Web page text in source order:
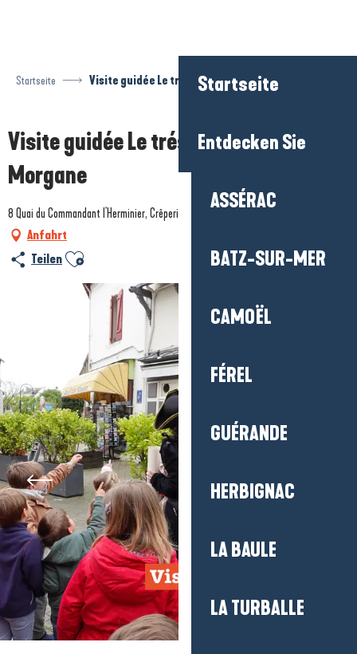
Startseite
Entdecken Sie
ASSÉRAC
BATZ-SUR-MER
CAMOËL
FÉREL
GUÉRANDE
HERBIGNAC
LA BAULE
LA TURBALLE
Startseite Visite guidée Le trésor du Capitaine Morgane
Visite guidée Le trésor du Capitaine
Morgane
8 Quai du Commandant l'Herminier, Crêperie Barapom, 44510 Le Pouliguen
Anfahrt
Teilen Ajouter aux favoris